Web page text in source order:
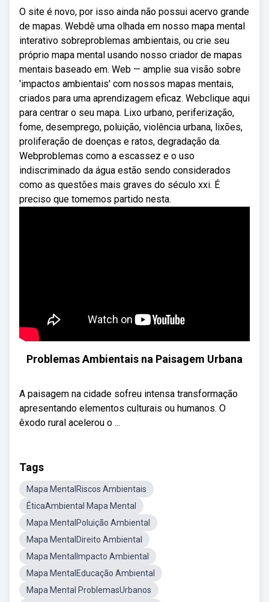
O site é novo, por isso ainda não possui acervo grande
de mapas. Webdê uma olhada em nosso mapa mental
interativo sobreproblemas ambientais, ou crie seu
próprio mapa mental usando nosso criador de mapas
mentais baseado em. Web — amplie sua visão sobre
'impactos ambientais' com nossos mapas mentais,
criados para uma aprendizagem eficaz. Webclique aqui
para centrar o seu mapa. Lixo urbano, periferização,
fome, desemprego, poluição, violência urbana, lixões,
proliferação de doenças e ratos, degradação da.
Webproblemas como a escassez e o uso
indiscriminado da água estão sendo considerados
como as questões mais graves do século xxi. É
preciso que tomemos partido nesta.
Problemas Ambientais na Paisagem Urbana
A paisagem na cidade sofreu intensa transformação
apresentando elementos culturais ou humanos. O
êxodo rural acelerou o ...
Tags
Mapa MentalRiscos Ambientais
ÉticaAmbiental Mapa Mental
Mapa MentalPoluição Ambiental
Mapa MentalDireito Ambiental
Mapa MentalImpacto Ambiental
Mapa MentalEducação Ambiental
Mapa Mental ProblemasUrbanos